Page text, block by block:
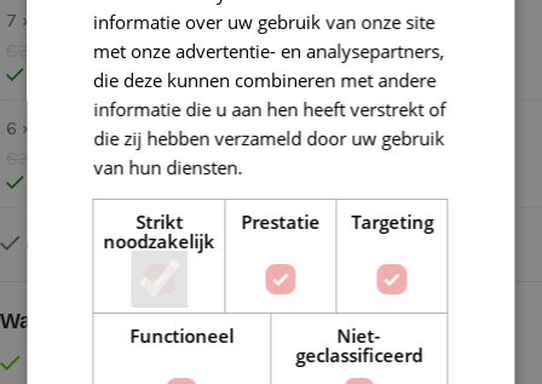
7 ×
Stylecraft Special DK 1064 Mocha
3,30
Op voorraad
6 ×
Stylecraft Special DK 1218 Parchment
Op voorraad
Waarom kopen bij de Wolkast?
Lage verzendkosten vanaf € 4,99 binnen NL
informatie over uw gebruik van onze site
met onze advertentie- en analysepartners,
die deze kunnen combineren met andere
informatie die u aan hen heeft verstrekt of
die zij hebben verzameld door uw gebruik
van hun diensten.
Strikt
noodzakelijk
Prestatie Targeting
Functioneel
Niet-
geclassificeerd